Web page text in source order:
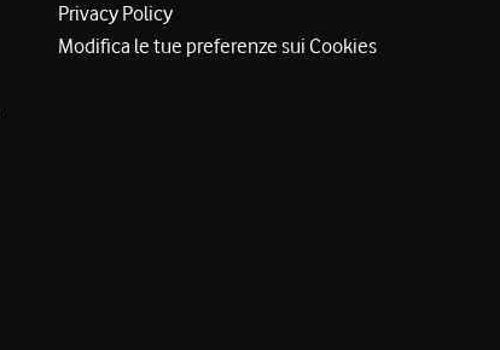
Privacy Policy
Modifica le tue preferenze sui Cookies